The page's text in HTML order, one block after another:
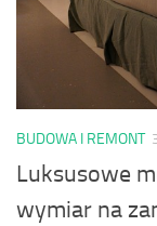
BUDOWA I REMONT
Luksusowe
wymiar na